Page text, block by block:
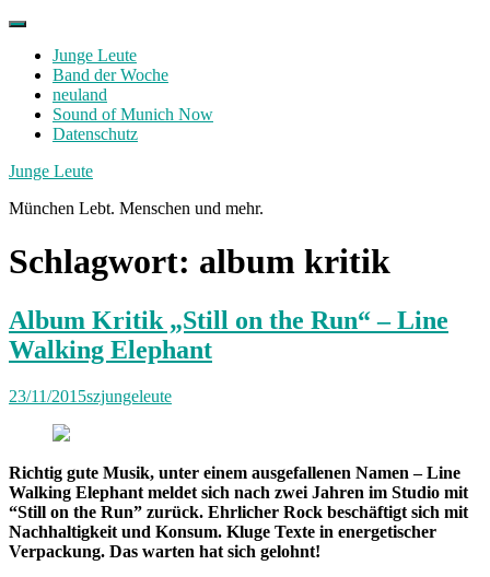
Skip
contentJunge Leute
Band der Woche
neuland
Sound of Munich Now
Datenschutz
Facebook
Twitter
Instagram
Junge Leute
München Lebt. Menschen und mehr.
Schlagwort: album kritik
Album Kritik „Still on the Run“ – Line
Walking Elephant
23/11/2015szjungeleute
Richtig gute Musik, unter einem ausgefallenen Namen – Line
Walking Elephant meldet sich nach zwei Jahren im Studio mit
“Still on the Run” zurück. Ehrlicher Rock beschäftigt sich mit
Nachhaltigkeit und Konsum. Kluge Texte in energetischer
Verpackung. Das warten hat sich gelohnt!